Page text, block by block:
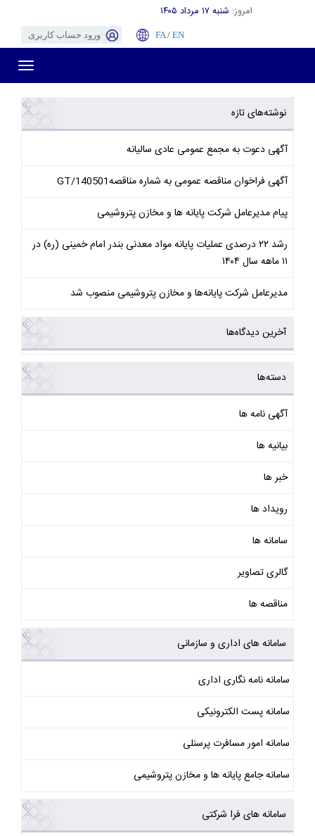
امروز: شنبه ۱۷ مرداد ۱۴۰۵
FA/ EN ورود حساب کاربری
نوشته‌های تازه
آگهی دعوت به مجمع عمومی عادی سالیانه
آگهی فراخوان مناقصه عمومی به شماره مناقصهGT/140501
پیام مدیرعامل شرکت پایانه ها و مخازن پتروشیمی
رشد ۲۲ درصدی عملیات پایانه مواد معدنی بندر امام خمینی (ره) در
۱۱ ماهه سال ۱۴۰۴
مدیرعامل شرکت پایانه‌ها و مخازن پتروشیمی منصوب شد
آخرین دیدگاه‌ها
دسته‌ها
آگهی نامه ها
بیانیه ها
خبر ها
رویداد ها
سامانه ها
گالری تصاویر
مناقصه ها
سامانه های اداری و سازمانی
سامانه نامه نگاری اداری
سامانه پست الکترونیکی
سامانه امور مسافرت پرسنلی
سامانه جامع پایانه ها و مخازن پتروشیمی
سامانه های فرا شرکتی